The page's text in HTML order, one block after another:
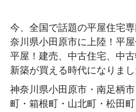
今、全国で話題の平屋住宅
奈川県小田原市に上陸！平
平屋！建売、中古住宅、中
新築が買える時代になりまし
神奈川県小田原市・南足柄
町・箱根町・山北町・松田